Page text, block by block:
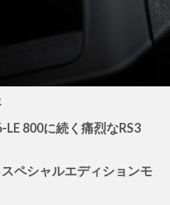
LE 800に続く痛烈なRS3
ペシャルエディションモ